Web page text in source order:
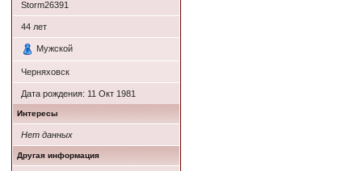
Storm26391
44 лет
Мужской
Черняховск
Дата рождения: 11 Окт 1981
Интересы
Нет данных
Другая информация